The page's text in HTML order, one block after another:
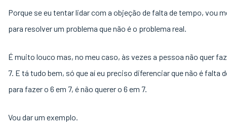
Porque se eu tentar lidar com a objeção de falta de tempo, vou
para resolver um problema que não é o problema real.
É muito louco mas, no meu caso, às vezes a pessoa não quer
7. E tá tudo bem, só que aí eu preciso diferenciar que não é falta
para fazer o 6 em 7, é não querer o 6 em 7.
Vou dar um exemplo.